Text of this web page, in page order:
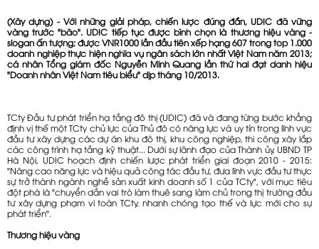
(Xây dựng) - Với những giải pháp, chiến lược đúng đắn, UDIC đã vững
vàng trước "bão". UDIC tiếp tục được bình chọn là thương hiệu vàng -
slogan ấn tượng; được VNR1000 lần đầu tiên xếp hạng 607 trong top 1.000
doanh nghiệp thực hiện nghĩa vụ ngân sách lớn nhất Việt Nam năm 2013;
cá nhân Tổng giám đốc Nguyễn Minh Quang lần thứ hai đạt danh hiệu
"Doanh nhân Việt Nam tiêu biểu" dịp tháng 10/2013.
TCty Đầu tư phát triển hạ tầng đô thị (UDIC) đã và đang từng bước khẳng
định vị thế một TCty chủ lực của Thủ đô có năng lực và uy tín trong lĩnh vực
đầu tư xây dựng các dự án khu đô thị, khu công nghiệp, thi công xây lắp
các công trình hạ tầng kỹ thuật... Dưới sự lãnh đạo của Thành ủy, UBND TP
Hà Nội, UDIC hoạch định chiến lược phát triển giai đoạn 2010 - 2015:
"Nâng cao năng lực và hiệu quả công tác đầu tư, đưa lĩnh vực đầu tư thực
sự trở thành ngành nghề sản xuất kinh doanh số 1 của TCty", với mục tiêu
đột phá là "chuyển dần vai trò làm thuê sang làm chủ trong thị trường đầu
tư xây dựng phạm vi toàn TCty, nhanh chóng tạo thế và lực mới cho sự
phát triển".
Thương hiệu vàng